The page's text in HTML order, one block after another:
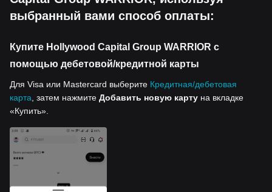
выбранный вами способ оплаты:
Купите Hollywood Capital Group WARRIOR с
помощью дебетовой/кредитной карты
Для Visa или Mastercard выберите Кредитная/дебетовая
карта , затем нажмите Добавить новую карту на вкладке
«Купить».